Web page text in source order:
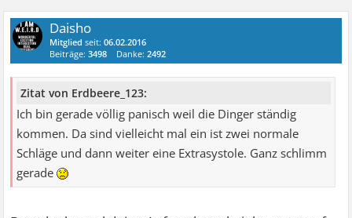
Daisho
Mitglied seit:06.02.2016
Beiträge:3498 Danke:2492
Zitat von Erdbeere_123:
Ich bin gerade völlig panisch weil die Dinger ständig
kommen. Da sind vielleicht mal ein ist zwei normale
Schläge und dann weiter eine Extrasystole. Ganz schlimm
gerade